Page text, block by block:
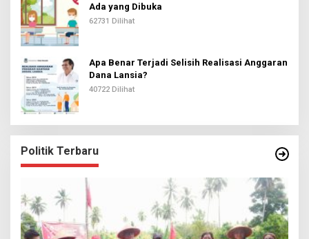
Ada yang Dibuka
62731 Dilihat
Apa Benar Terjadi Selisih Realisasi Anggaran
Dana Lansia?
40722 Dilihat
Politik Terbaru